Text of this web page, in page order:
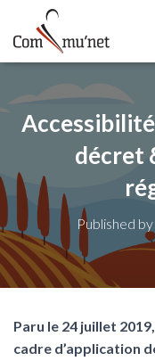
décret
Published by
Paru le 24 juillet
cadre d’application